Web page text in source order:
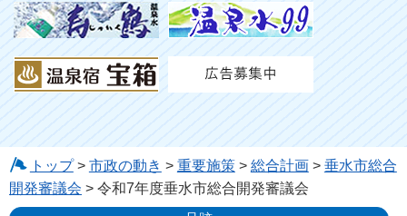
トップ> 市政の動き > 重要施策> 総合計画> 垂水市総合
開発審議会 > 令和7年度垂水市総合開発審議会